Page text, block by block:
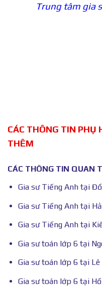
Trung tâm gia
CÁC THÔNG TIN PHỤ
THÊM
CÁC THÔNG TIN QUAN
Gia sư Tiếng Anh tại
Gia sư Tiếng Anh tại
Gia sư Tiếng Anh tại
Gia sư toán lớp 6 tại
Gia sư toán lớp 6 tại Lê
Gia sư toán lớp 6 tại